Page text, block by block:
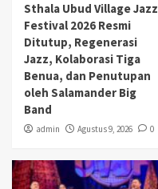
Sthala Ubud Village Jazz
Festival 2026 Resmi
Ditutup, Regenerasi
Jazz, Kolaborasi Tiga
Benua, dan Penutupan
oleh Salamander Big
Band
admin Agustus 9, 2026 0